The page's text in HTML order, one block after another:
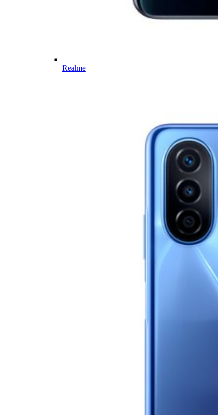
Realme